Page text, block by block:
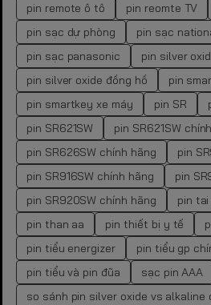
pin remote ô tô
pin reomte TV
pin sạc dự phòng
pin sạc
pin sạc panasonic
pin silver
pin silver oxide đồng hồ
pin
pin smartkey xe máy
pin SR
pin SR621SW
pin SR621SW
pin SR626SW chính hãng
pin
pin SR916SW chính hãng
pin
pin SR920SW chính hãng
pin
pin than aa
pin thiết bị y tế
pin tiểu energizer
pin tiểu gp
pin tiểu và pin đũa
sạc pin AAA
so sánh pin silver oxide vs alkaline